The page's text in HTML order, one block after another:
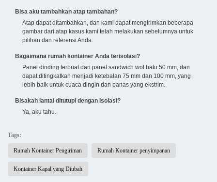
Bisa aku tambahkan atap tambahan?
Atap dapat ditambahkan, dan kami dapat mengirimkan beberapa
gambar dari atap kasus kami telah melakukan sebelumnya untuk
pilihan dan referensi Anda.
Bagaimana rumah kontainer Anda terisolasi?
Panel dinding terbuat dari panel sandwich wol batu 50 mm, dan
dapat ditingkatkan menjadi ketebalan 75 mm dan 100 mm, yang
lebih baik untuk cuaca dingin dan panas yang ekstrim.
Bisakah lantai ditutupi dengan isolasi?
Ya, aku tahu.
Tags:
Rumah Kontainer Pengiriman Rumah Kontainer penyimpanan
Kontainer Kapal yang Diubah